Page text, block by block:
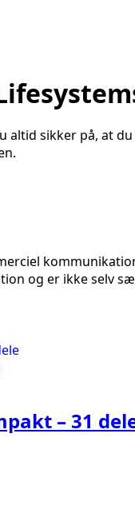
altid sikker på, at
og er ikke selv
– 31